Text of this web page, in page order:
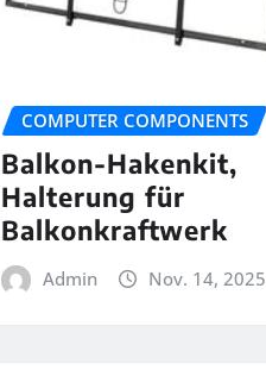
COMPUTER COMPONENTS
Balkon-Hakenkit,
Halterung für
Balkonkraftwerk
Admin Nov. 14, 2025